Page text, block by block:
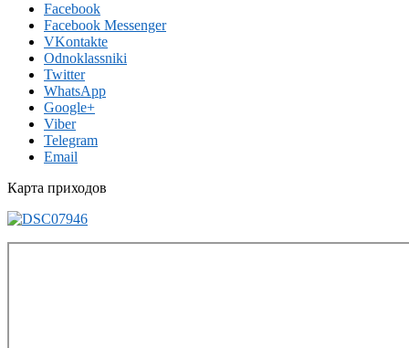
Facebook
Facebook Messenger
VKontakte
Odnoklassniki
Twitter
WhatsApp
Google+
Viber
Telegram
Email
Карта приходов